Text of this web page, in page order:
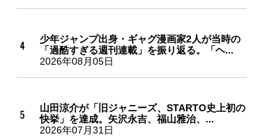
少年ジャンプ出身・ギャグ漫画家2人が当時の
「過酷すぎる週刊連載」を振り返る。「ヘ...
2026年08月05日
山田涼介が「旧ジャニーズ、STARTO史上初の
快挙」を達成。矢沢永吉、福山雅治、...
2026年07月31日